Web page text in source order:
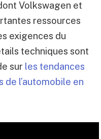
Volkswagen et
ressources
exigences du
techniques sont
sur les tendances
l’automobile en